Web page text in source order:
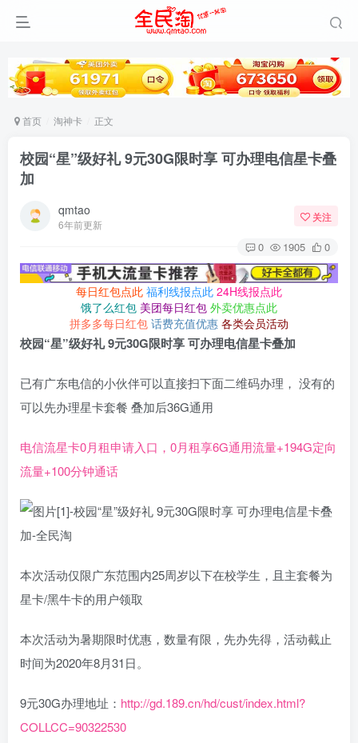
首页 淘神卡 正文
校园“星”级好礼 9元30G限时享 可办理电信星卡叠
加
qmtao
6年前更新
关注
0 1905 0
每日红包点此 福利线报点此 24H线报点此
饿了么红包 美团每日红包 外卖优惠点此
拼多多每日红包 话费充值优惠 各类会员活动
校园“星”级好礼 9元30G限时享 可办理电信星卡叠加
已有广东电信的小伙伴可以直接扫下面二维码办理， 没有的
可以先办理星卡套餐 叠加后36G通用
电信流星卡0月租申请入口，0月租享6G通用流量+194G定向
流量+100分钟通话
本次活动仅限广东范围内25周岁以下在校学生，且主套餐为
星卡/黑牛卡的用户领取
本次活动为暑期限时优惠，数量有限，先办先得，活动截止
时间为2020年8月31日。
9元30G办理地址： http://gd.189.cn/hd/cust/index.html?
COLLCC=90322530